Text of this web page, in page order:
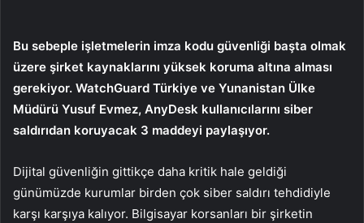
Bu sebeple işletmelerin imza kodu güvenliği başta olmak
üzere şirket kaynaklarını yüksek koruma altına alması
gerekiyor. WatchGuard Türkiye ve Yunanistan Ülke
Müdürü Yusuf Evmez, AnyDesk kullanıcılarını siber
saldırıdan koruyacak 3 maddeyi paylaşıyor.
Dijital güvenliğin gittikçe daha kritik hale geldiği
günümüzde kurumlar birden çok siber saldırı tehdidiyle
karşı karşıya kalıyor. Bilgisayar korsanları bir şirketin